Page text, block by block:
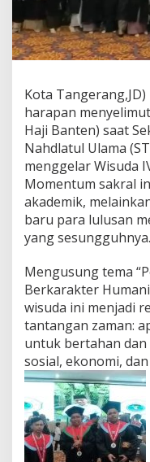
n
g
W
u
d
a
1
1
3
L
u
l
u
s
n
,
T
e
a
n
k
a
n
K
a
r
Kota
harapan
Haji Banten) saat
Nahdlatul Ulama
menggelar Wisuda
Momentum sakral
akademik,
baru para lulusan
yang sesungguhnya.
Mengusung tema
Berkarakter
wisuda ini menjadi
tantangan zaman:
untuk bertahan
sosial, ekonomi,